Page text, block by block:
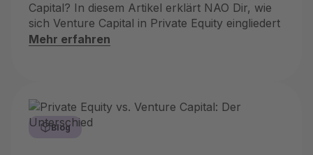
Capital? In diesem Artikel erklärt NAO Dir, wie
sich Venture Capital in Private Equity eingliedert
Mehr erfahren
Blog